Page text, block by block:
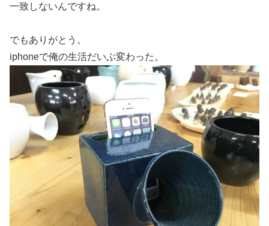
一致しないんですね。
でもありがとう。
iphoneで俺の生活だいぶ変わった。